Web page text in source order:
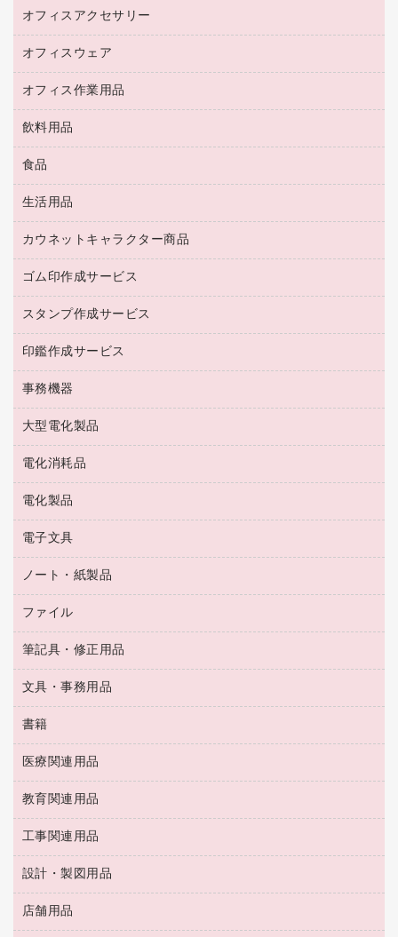
ＵＳＢハブ／ＵＳＢアクセサリー
ＯＡフィルター
ＯＡクリーナー／エアダスター
ＨＤＤ／ＳＳＤ
ディスプレイモニター
コピー機
保管庫・書庫
ロッカー・下駄箱
その他収納
オフィスアクセサリー
オフィスアクセサリー
オフィスウェア
医療・介護・ワーキングウェア
ブラウス・シャツ
アウター
オフィス作業用品
養生用品
防災用備蓄食品・飲料
台車・脚立
倉庫収納用品
作業用雑貨
梱包用品
梱包用テープ
園芸用品
ペット用品
飲料用品
緑茶飲料
茶葉・インスタント
紅茶・バラエティ飲料
レギュラーコーヒー
ミルク・シュガー
ソフトドリンク
コーヒーメーカー・備品
インスタントコーヒー
食品
食品
生活用品
浴室用品
台所用洗剤
掃除用品
掃除用洗剤
洗濯用品
消臭・芳香剤
殺虫剤
飲食用消耗品
ハンドソープ・石鹸
トイレ用品
トイレ用洗剤
ティッシュペーパー
ダストボックス
タオル・アメニティ用品
スリッパ・サンダル・シューズ
スポーツ・レジャー用品
ゴミ袋
キッチン用品
食品添加物製品
カウネットキャラクター商品
カウネットキャラクター商品
ゴム印作成サービス
ゴム印作成サービス
ゴム印（一行印）作成サービス
ゴム印（フリーサイズ印）作成サービス
スタンプ作成サービス
シヤチハタスタンプ作成サービス
カウネットスタンプ作成サービス
印鑑作成サービス
印鑑作成サービス
事務機器
大型シュレッダー（共配）
レーザーポインター
ラミネートフィルム
ラミネータ
タイムレコーダー
シュレッダ
ＯＨＰ用品
大型電化製品
冷蔵庫・キッチン・調理家電
テレビ・ＡＶ機器
電化消耗品
電球・蛍光灯
乾電池・充電池
フィルム・カメラ用品
デスクライト
アルバム
電化製品
掃除機・クリーナー
空調・季節家電
その他電化製品
キッチン・調理家電
ＯＡタップ／延長コード
電子文具
電卓
ラベルテープ
その他電子文具
ノート・紙製品
封筒
伝票
典礼用品
帳簿
額縁
各種用紙
ルーズリーフ
ファイル
名刺整理用品
板目表紙・綴込表紙
背幅が伸びるファイル
統一伝票用ファイル
収納保存用品
レターファイル
リングファイル
プレゼン用ファイル
筆記具・修正用品
万年筆
消しゴム
修正液・修正ペン
修正テープ
鉛筆
マーキングペン（油性）
マーキングペン（水性）
文具・事務用品
輪ゴム
両面テープ
名札
保管・整理用品
壁面／足元収納
備品／小物ケース
透明テープ 事務用
書籍
パソコンソフト
医療関連用品
保健用品
使い捨て手袋
感染症対策用品
介護用品
医療関連用品
教育関連用品
教育関連用品
工事関連用品
工事関連用品
設計・製図用品
設計・製図用品
店舗用品